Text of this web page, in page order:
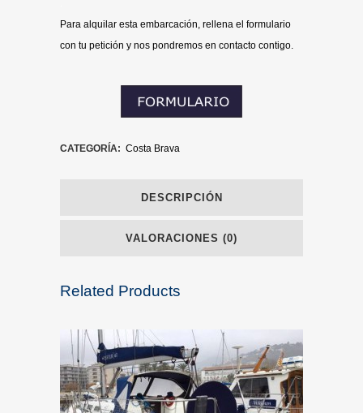
Para alquilar esta embarcación, rellena el formulario
con tu petición y nos pondremos en contacto contigo.
CATEGORÍA: Costa Brava
DESCRIPCIÓN
VALORACIONES (0)
Related Products